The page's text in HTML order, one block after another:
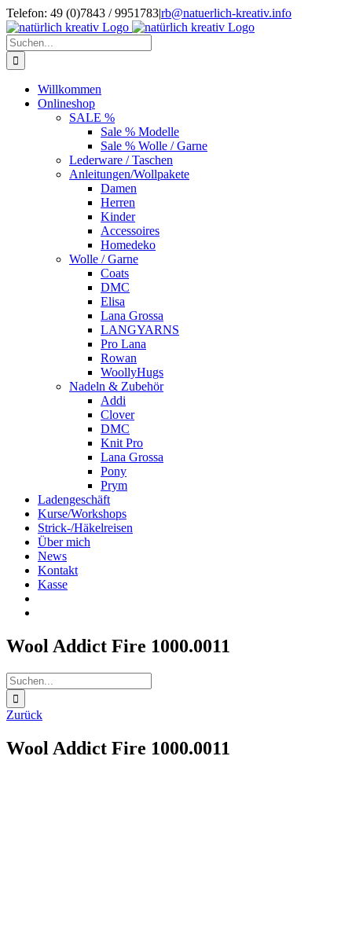
Zum
Inhalt
springen
Telefon: 49 (0)7843 / 9951783|rb@natuerlich-kreativ.info
Suche
nach:
Willkommen
Onlineshop
SALE %
Sale % Modelle
Sale % Wolle / Garne
Lederware / Taschen
Anleitungen/Wollpakete
Damen
Herren
Kinder
Accessoires
Homedeko
Wolle / Garne
Coats
DMC
Elisa
Lana Grossa
LANGYARNS
Pro Lana
Rowan
WoollyHugs
Nadeln & Zubehör
Addi
Clover
DMC
Knit Pro
Lana Grossa
Pony
Prym
Ladengeschäft
Kurse/Workshops
Strick-/Häkelreisen
Über mich
News
Kontakt
Kasse
Wool Addict Fire 1000.0011
Suche
nach:
Zurück
Wool Addict Fire 1000.0011